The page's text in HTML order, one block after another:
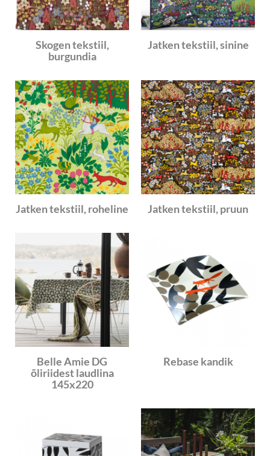
Skogen tekstiil,
burgundia
Jatken tekstiil, sinine
Jatken tekstiil, roheline Jatken tekstiil, pruun
Belle Amie DG
õliriidest laudlina
145x220
Rebase kandik